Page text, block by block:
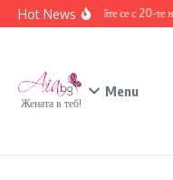
Skip to content
Hot NewsЗапознайте се с 20-те
Жената в теб!
Menu